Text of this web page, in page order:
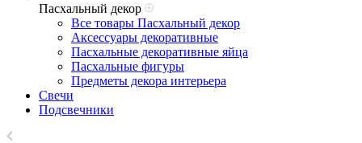
Пасхальный декор
Все товары Пасхальный декор
Аксессуары декоративные
Пасхальные декоративные яйца
Пасхальные фигуры
Предметы декора интерьера
Свечи
Подсвечники